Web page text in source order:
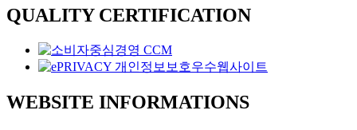
QUALITY CERTIFICATION
WEBSITE INFORMATIONS